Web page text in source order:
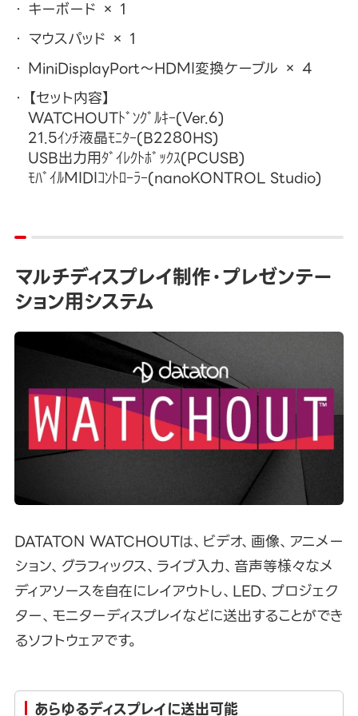
キーボード × 1
マウスパッド × 1
MiniDisplayPort～HDMI変換ケーブル × 4
【セット内容】
WATCHOUTﾄﾞﾝｸﾞﾙｷｰ(Ver.6)
21.5ｲﾝﾁ液晶ﾓﾆﾀｰ(B2280HS)
USB出力用ﾀﾞｲﾚｸﾄﾎﾞｯｸｽ(PCUSB)
ﾓﾊﾞｲﾙMIDIｺﾝﾄﾛｰﾗｰ(nanoKONTROL Studio)
マルチディスプレイ制作・プレゼンテー
ション用システム
DATATON WATCHOUTは、ビデオ、画像、アニメー
ション、グラフィックス、ライブ入力、音声等様々なメ
ディアソースを自在にレイアウトし、LED、プロジェク
ター、モニターディスプレイなどに送出することができ
るソフトウェアです。
あらゆるディスプレイに送出可能